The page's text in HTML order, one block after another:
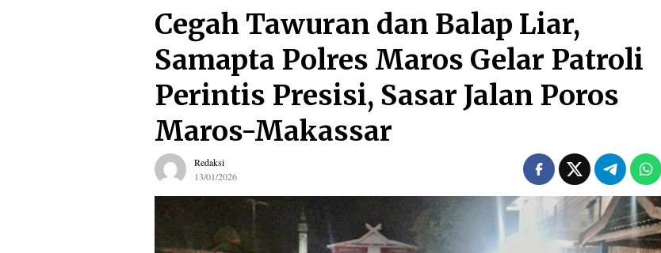
Cegah Tawuran dan Balap Liar,
Samapta Polres Maros Gelar Patroli
Perintis Presisi, Sasar Jalan Poros
Maros-Makassar
Redaksi
13/01/2026